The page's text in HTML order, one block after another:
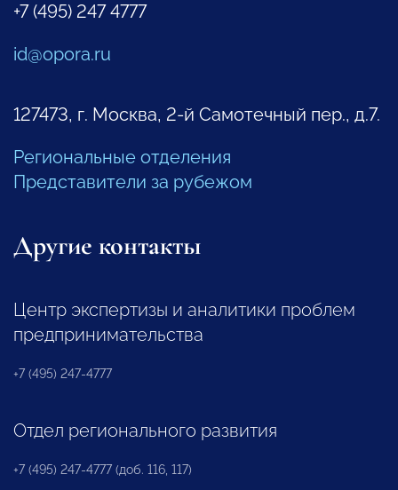
+7 (495) 247 4777
id@opora.ru
127473, г. Москва, 2-й Самотечный пер., д.7.
Региональные отделения
Представители за рубежом
Другие контакты
Центр экспертизы и аналитики проблем
предпринимательства
+7 (495) 247-4777
Отдел регионального развития
+7 (495) 247-4777 (доб. 116, 117)